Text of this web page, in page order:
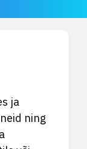
ja
ning